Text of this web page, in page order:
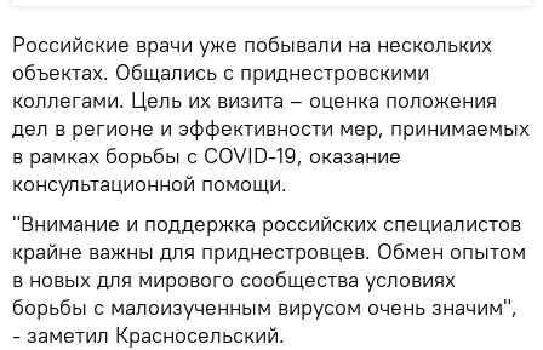
Российские врачи уже побывали на нескольких
объектах. Общались с приднестровскими
коллегами. Цель их визита – оценка положения
дел в регионе и эффективности мер, принимаемых
в рамках борьбы с COVID-19, оказание
консультационной помощи.
"Внимание и поддержка российских специалистов
крайне важны для приднестровцев. Обмен опытом
в новых для мирового сообщества условиях
борьбы с малоизученным вирусом очень значим",
- заметил Красносельский.